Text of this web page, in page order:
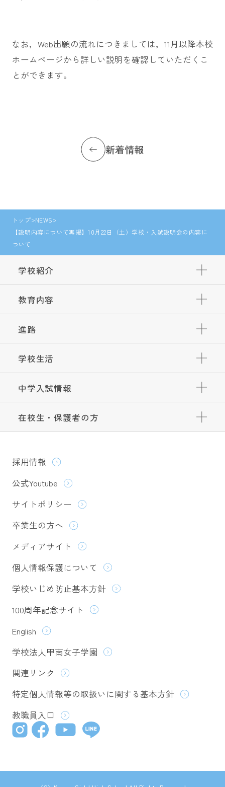
なお，Web出願の流れにつきましては，11月以降本校
ホームページから詳しい説明を確認していただくこ
とができます。
新着情報
トップ NEWS
【説明内容について再掲】10月22日（土）学校・入試説明会の内容に
ついて
学校紹介
教育内容
進路
学校生活
中学入試情報
在校生・保護者の方
採用情報
公式Youtube
サイトポリシー
卒業生の方へ
メディアサイト
個人情報保護について
学校いじめ防止基本方針
100周年記念サイト
English
学校法人甲南女子学園
関連リンク
特定個人情報等の取扱いに関する基本方針
教職員入口